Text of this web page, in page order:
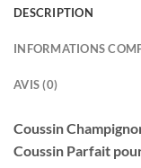
DESCRIPTION
INFORMATIONS
AVIS (0)
Coussin
Coussin Parfait